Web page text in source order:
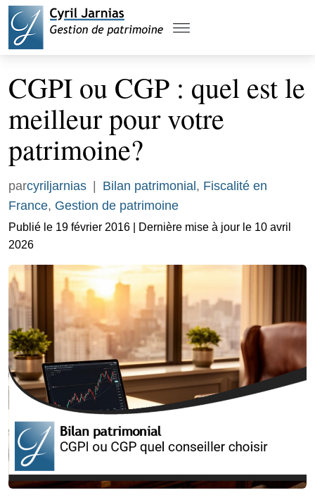
CGPI ou CGP : quel est le
meilleur pour votre
patrimoine?
parcyriljarnias Bilan patrimonial , Fiscalité en
France, Gestion de patrimoine
Publié le 19 février 2016 | Dernière mise à jour le 10 avril
2026